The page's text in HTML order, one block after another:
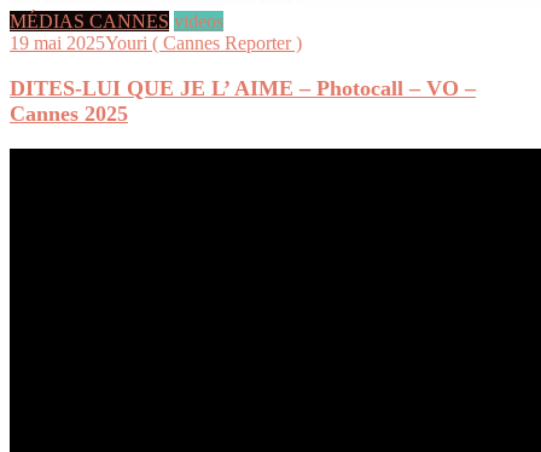
MÉDIAS CANNES videos
19 mai 2025Youri ( Cannes Reporter )
DITES-LUI QUE JE L’ AIME – Photocall – VO –
Cannes 2025